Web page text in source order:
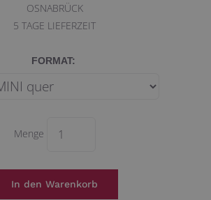
OSNABRÜCK
5 TAGE LIEFERZEIT
FORMAT:
Menge